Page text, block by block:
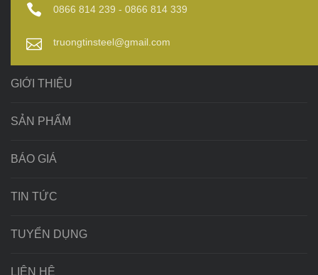
0866 814 239 - 0866 814 339
truongtinsteel@gmail.com
GIỚI THIỆU
SẢN PHẨM
BÁO GIÁ
TIN TỨC
TUYỂN DỤNG
LIÊN HỆ